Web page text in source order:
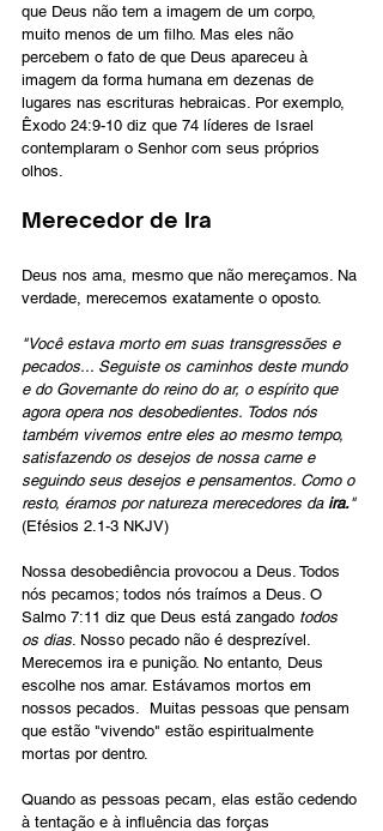
que Deus não tem a imagem de um corpo,
muito menos de um filho. Mas eles não
percebem o fato de que Deus apareceu à
imagem da forma humana em dezenas de
lugares nas escrituras hebraicas. Por exemplo,
Êxodo 24:9-10 diz que 74 líderes de Israel
contemplaram o Senhor com seus próprios
olhos.
Merecedor de Ira
Deus nos ama, mesmo que não mereçamos. Na
verdade, merecemos exatamente o oposto.
"Você estava morto em suas transgressões e
pecados... Seguiste os caminhos deste mundo
e do Governante do reino do ar, o espírito que
agora opera nos desobedientes. Todos nós
também vivemos entre eles ao mesmo tempo,
satisfazendo os desejos de nossa carne e
seguindo seus desejos e pensamentos. Como o
resto, éramos por natureza merecedores da ira."
(Efésios 2.1-3 NKJV)
Nossa desobediência provocou a Deus. Todos
nós pecamos; todos nós traímos a Deus. O
Salmo 7:11 diz que Deus está zangado todos
os dias . Nosso pecado não é desprezível.
Merecemos ira e punição. No entanto, Deus
escolhe nos amar. Estávamos mortos em
nossos pecados.  Muitas pessoas que pensam
que estão "vivendo" estão espiritualmente
mortas por dentro.
Quando as pessoas pecam, elas estão cedendo
à tentação e à influência das forças